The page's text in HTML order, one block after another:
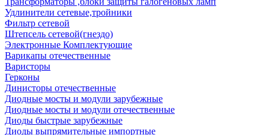
Удлинители сетевые,тройники
Фильтр сетевой
Штепсель сетевой(гнездо)
Электронные Комплектующие
Варикапы отечественные
Варисторы
Герконы
Динисторы отечественные
Диодные мосты и модули зарубежные
Диодные мосты и модули отечественные
Диоды быстрые зарубежные
Диоды выпрямительные импортные